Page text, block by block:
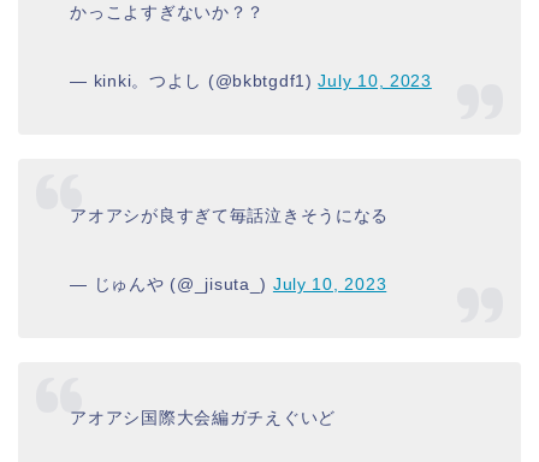
かっこよすぎないか？？
— kinki。つよし (@bkbtgdf1)July 10, 2023
アオアシが良すぎて毎話泣きそうになる
— じゅんや (@_jisuta_) July 10, 2023
アオアシ国際大会編ガチえぐいど